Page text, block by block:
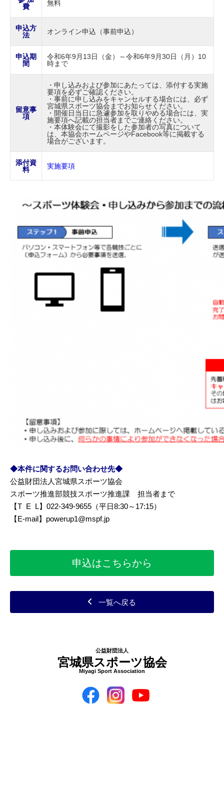
費
無料
申込方
法
オンライン申込（事前申込）
申込期
間
令和6年9月13日（金）～令和6年9月30日（月）10
時まで
留意事
項
・申し込みおよび参加にあたっては、添付する実施
要項を必ずご確認ください。
・事前に申し込みをキャンセルする場合には、必ず
宮城県スポーツ協会までお知らせください。
・開催日当日に急遽参加を取りやめる場合には、実
施要項へ記載の担当者までご連絡ください。
・本体験会にて撮影をした参加者の写真について
は、本協会ホームページやFacebook等に掲載する
場合がございます。
添付資
料
実施要項
◆本件に関するお問い合わせ先◆
公益財団法人宮城県スポーツ協会
スポーツ推進部競技スポーツ推進課 担当者まで
【T E L】022-349-9655（平日8:30～17:15）
【E-mail】powerup1@mspf.jp
申込はこちらから
一覧へ戻る
公益財団法人
宮城県スポーツ協会
Miyagi Sport Association